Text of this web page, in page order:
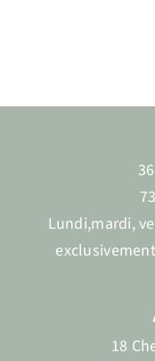
Lundi,mardi,
18